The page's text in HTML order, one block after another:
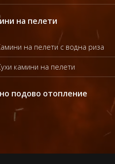
на пелети
на пелети с водна риза
камини на пелети
подово отопление